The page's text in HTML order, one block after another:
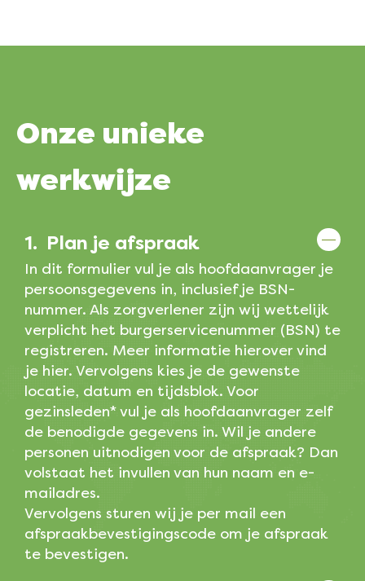
Onze unieke
werkwijze
1. Plan je afspraak
In dit formulier vul je als hoofdaanvrager je
persoonsgegevens in, inclusief je BSN-
nummer. Als zorgverlener zijn wij wettelijk
verplicht het burgerservicenummer (BSN) te
registreren. Meer informatie hierover vind
je hier. Vervolgens kies je de gewenste
locatie, datum en tijdsblok. Voor
gezinsleden* vul je als hoofdaanvrager zelf
de benodigde gegevens in. Wil je andere
personen uitnodigen voor de afspraak? Dan
volstaat het invullen van hun naam en e-
mailadres.
Vervolgens sturen wij je per mail een
afspraakbevestigingscode om je afspraak
te bevestigen.